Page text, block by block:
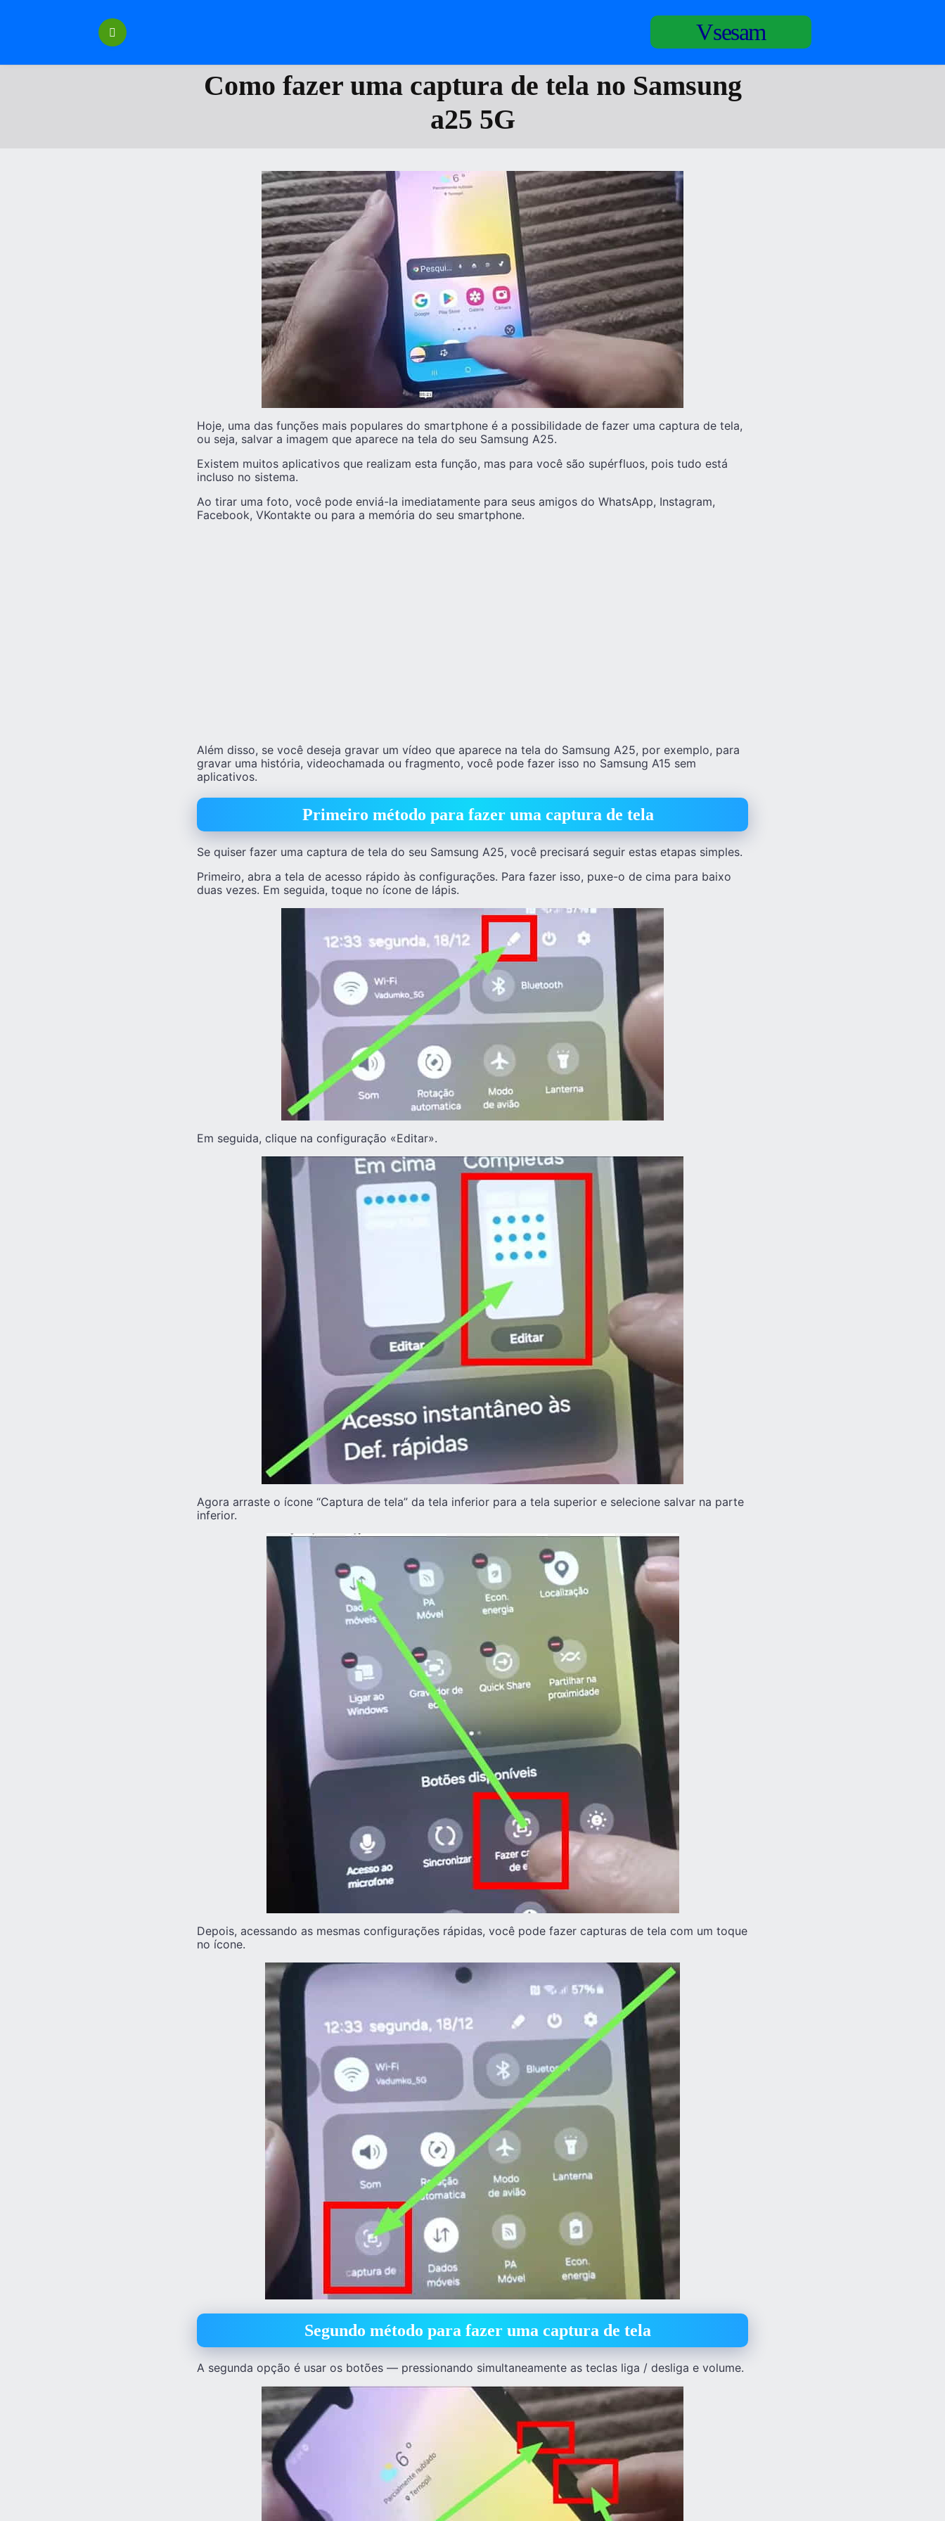
Vsesam
Como fazer uma captura de tela no Samsung
a25 5G
Hoje, uma das funções mais populares do smartphone é a possibilidade de fazer uma captura de tela,
ou seja, salvar a imagem que aparece na tela do seu Samsung A25.
Existem muitos aplicativos que realizam esta função, mas para você são supérfluos, pois tudo está
incluso no sistema.
Ao tirar uma foto, você pode enviá-la imediatamente para seus amigos do WhatsApp, Instagram,
Facebook, VKontakte ou para a memória do seu smartphone.
Além disso, se você deseja gravar um vídeo que aparece na tela do Samsung A25, por exemplo, para
gravar uma história, videochamada ou fragmento, você pode fazer isso no Samsung A15 sem
aplicativos.
Primeiro método para fazer uma captura de tela
Se quiser fazer uma captura de tela do seu Samsung A25, você precisará seguir estas etapas simples.
Primeiro, abra a tela de acesso rápido às configurações. Para fazer isso, puxe-o de cima para baixo
duas vezes. Em seguida, toque no ícone de lápis.
Em seguida, clique na configuração «Editar».
Agora arraste o ícone “Captura de tela” da tela inferior para a tela superior e selecione salvar na parte
inferior.
Depois, acessando as mesmas configurações rápidas, você pode fazer capturas de tela com um toque
no ícone.
Segundo método para fazer uma captura de tela
A segunda opção é usar os botões — pressionando simultaneamente as teclas liga / desliga e volume.